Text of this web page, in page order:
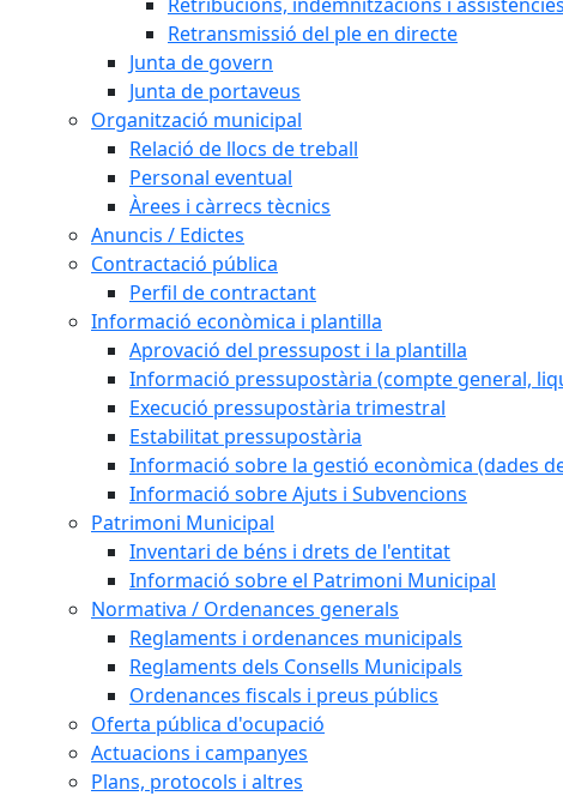
Retransmissió del ple en directe
Junta de govern
Junta de portaveus
Organització municipal
Relació de llocs de treball
Personal eventual
Àrees i càrrecs tècnics
Anuncis / Edictes
Contractació pública
Perfil de contractant
Informació econòmica i plantilla
Aprovació del pressupost i la plantilla
Informació pressupostària (compte general,
Execució pressupostària trimestral
Estabilitat pressupostària
Informació sobre la gestió econòmica (dades
Informació sobre Ajuts i Subvencions
Patrimoni Municipal
Inventari de béns i drets de l'entitat
Informació sobre el Patrimoni Municipal
Normativa / Ordenances generals
Reglaments i ordenances municipals
Reglaments dels Consells Municipals
Ordenances fiscals i preus públics
Oferta pública d'ocupació
Actuacions i campanyes
Plans, protocols i altres